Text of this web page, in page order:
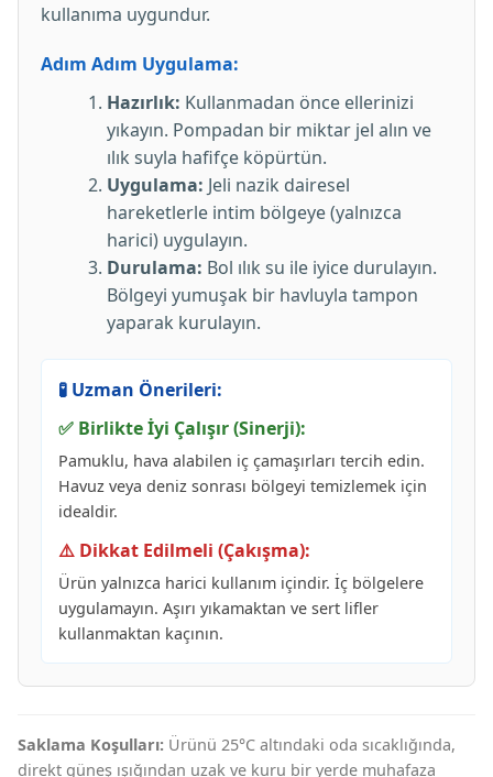
kullanıma uygundur.
Adım Adım Uygulama:
Hazırlık: Kullanmadan önce ellerinizi
yıkayın. Pompadan bir miktar jel alın ve
ılık suyla hafifçe köpürtün.
Uygulama: Jeli nazik dairesel
hareketlerle intim bölgeye (yalnızca
harici) uygulayın.
Durulama: Bol ılık su ile iyice durulayın.
Bölgeyi yumuşak bir havluyla tampon
yaparak kurulayın.
🧪 Uzman Önerileri:
✅ Birlikte İyi Çalışır (Sinerji):
Pamuklu, hava alabilen iç çamaşırları tercih edin.
Havuz veya deniz sonrası bölgeyi temizlemek için
idealdir.
⚠️ Dikkat Edilmeli (Çakışma):
Ürün yalnızca harici kullanım içindir. İç bölgelere
uygulamayın. Aşırı yıkamaktan ve sert lifler
kullanmaktan kaçının.
Saklama Koşulları: Ürünü 25°C altındaki oda sıcaklığında,
direkt güneş ışığından uzak ve kuru bir yerde muhafaza